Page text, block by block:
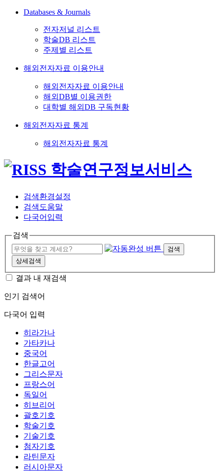
Databases & Journals
전자저널 리스트
학술DB 리스트
주제별 리스트
해외전자자료 이용안내
해외전자자료 이용안내
해외DB별 이용권한
대학별 해외DB 구독현황
해외전자자료 통계
해외전자자료 통계
검색환경설정
검색도움말
다국어입력
검색
검색
상세검색
결과 내 재검색
인기 검색어
다국어 입력
히라가나
가타카나
중국어
한글고어
그리스문자
프랑스어
독일어
히브리어
괄호기호
학술기호
기술기호
첨자기호
라틴문자
러시아문자